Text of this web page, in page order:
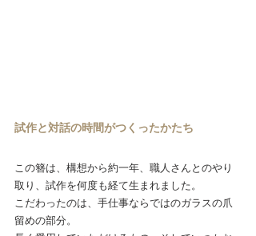
試作と対話の時間がつくったかたち
この簪は、構想から約一年、職人さんとのやり
取り、試作を何度も経て生まれました。
こだわったのは、手仕事ならではのガラスの爪
留めの部分。